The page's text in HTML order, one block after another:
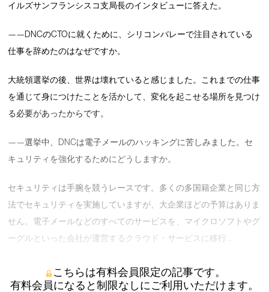
イルズサンフランシスコ支局長のインタビューに答えた。
——DNCのCTOに就くために、シリコンバレーで注目されている
仕事を辞めたのはなぜですか。
大統領選挙の後、世界は壊れていると感じました。これまでの仕事
を通じて身につけたことを活かして、変化を起こせる場所を見つけ
る必要があったからです。
——選挙中、DNCは電子メールのハッキングに苦しみました。セ
キュリティを強化するためにどうしますか。
セキュリティは手腕を競うレースです。多くの多国籍企業と同じ方
法でセキュリティを実施していますが、大企業ほどの予算はありま
せん。電子メールなどのすべてのサービスを、マイクロソフトやグ
ーグルといった会社が運営するクラウド・サービスに移行 …
こちらは有料会員限定の記事です。
有料会員になると制限なしにご利用いただけます。